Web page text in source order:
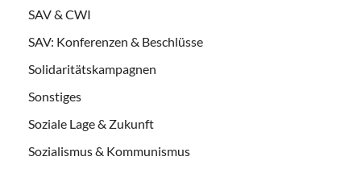
SAV & CWI
SAV: Konferenzen & Beschlüsse
Solidaritätskampagnen
Sonstiges
Soziale Lage & Zukunft
Sozialismus & Kommunismus